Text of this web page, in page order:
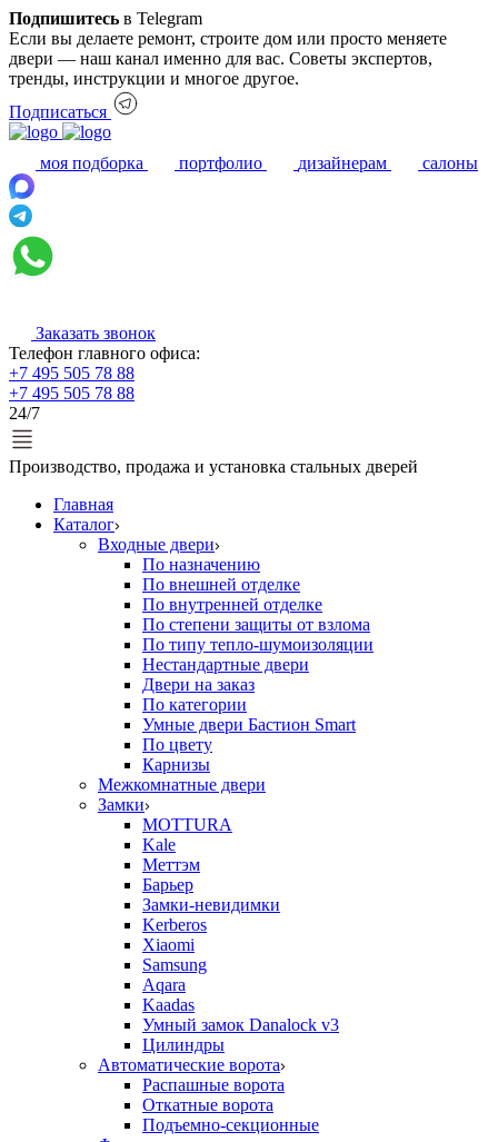
Подпишитесь в Telegram
Если вы делаете ремонт, строите дом или просто меняете
двери — наш канал именно для вас. Советы экспертов,
тренды, инструкции и многое другое.
Подписаться
моя подборка портфолио дизайнерам салоны
Заказать звонок
Телефон главного офиса:
+7 495 505 78 88
+7 495 505 78 88
24/7
Производство, продажа и установка стальных дверей
Главная
Каталог
Входные двери
По назначению
По внешней отделке
По внутренней отделке
По степени защиты от взлома
По типу тепло-шумоизоляции
Нестандартные двери
Двери на заказ
По категории
Умные двери Бастион Smart
По цвету
Карнизы
Межкомнатные двери
Замки
MOTTURA
Kale
Меттэм
Барьер
Замки-невидимки
Kerberos
Xiaomi
Samsung
Aqara
Kaadas
Умный замок Danalock v3
Цилиндры
Автоматические ворота
Распашные ворота
Откатные ворота
Подъемно-секционные